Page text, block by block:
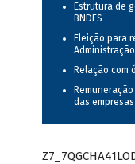
Estrutura de
BNDES
Eleição para
Administração
Relação com
das empresas